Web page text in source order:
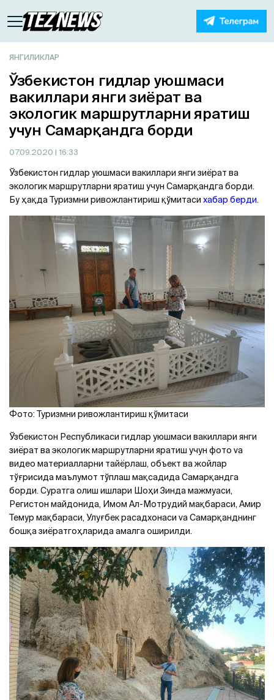
ЯНГИЛИКЛАР
Ўзбекистон гидлар уюшмаси
вакиллари янги зиёрат ва
экологик маршрутларни яратиш
учун Самарқандга борди
07.09.2020 | 16:33
Ўзбекистон гидлар уюшмаси вакиллари янги зиёрат ва
экологик маршрутларни яратиш учун Самарқандга борди.
Бу ҳақда Туризмни ривожлантириш қўмитаси хабар берди.
Фото: Туризмни ривожлантириш қўмитаси
Ўзбекистон Республикаси гидлар уюшмаси вакиллари янги
зиёрат ва экологик маршрутларни яратиш учун фото va
видео материалларни тайёрлаш, объект ва жойлар
тўғрисида маълумот тўплаш мақсадида Самарқандга
борди. Суратга олиш ишлари Шоҳи Зинда мажмуаси,
Регистон майдонида, Имом Ал-Мотрудий мақбараси, Амир
Темур мақбараси, Улуғбек расадхонаси va Самарқанднинг
бошқа зиёратгоҳларида амалга оширилди.